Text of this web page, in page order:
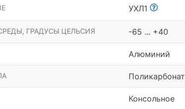
УХЛ1
ГРАДУСЫ ЦЕЛЬСИЯ -65 ... +40
Алюминий
Поликарбонат
Консольное